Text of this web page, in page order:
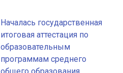
Началась государственная
итоговая аттестация по
образовательным
программам среднего